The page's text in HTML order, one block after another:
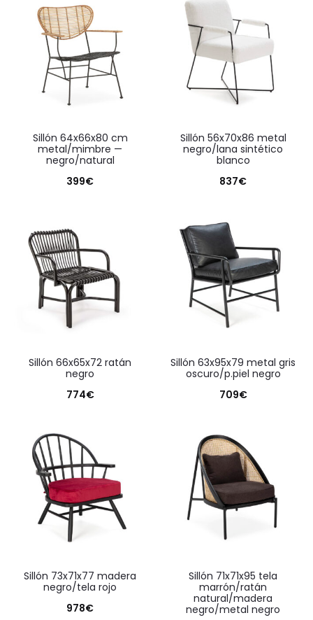
sillón 64x66x80 cm
metal/mimbre —
negro/natural
399€
sillón 56x70x86 metal
negro/lana sintético
blanco
837€
sillón 66x65x72 ratán
negro
774€
sillón 63x95x79 metal gris
oscuro/p.piel negro
709€
sillón 73x71x77 madera
negro/tela rojo
978€
sillón 71x71x95 tela
marrón/ratán
natural/madera
negro/metal negro